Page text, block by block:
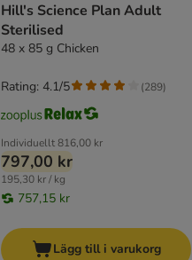
Hill's Science Plan Adult
Sterilised
48 x 85 g Chicken
Individuellt816,00 kr
797,00 kr
195,30 kr / kg
757,15 kr
Rating: 4.1/5 (289)
Lägg till i varukorg